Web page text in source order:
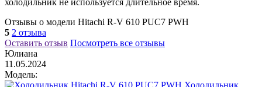
Отзывы о модели Hitachi R-V 610 PUC7 PWH
5 2 отзыва
Оставить отзыв Посмотреть все отзывы
Юлиана
11.05.2024
Модель:
Холодильник